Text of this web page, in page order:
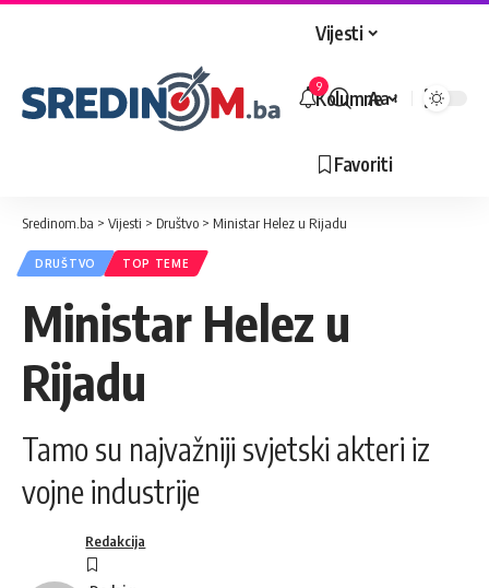
Vijesti
Kolumne
Favoriti
9
Veličina
Aa
Sredinom.ba > Vijesti > Društvo > Ministar Helez u Rijadu
DRUŠTVO TOP TEME
Ministar Helez u
Rijadu
Tamo su najvažniji svjetski akteri iz
vojne industrije
Redakcija